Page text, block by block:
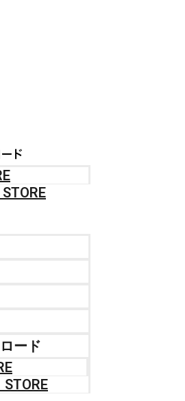
ド
ード